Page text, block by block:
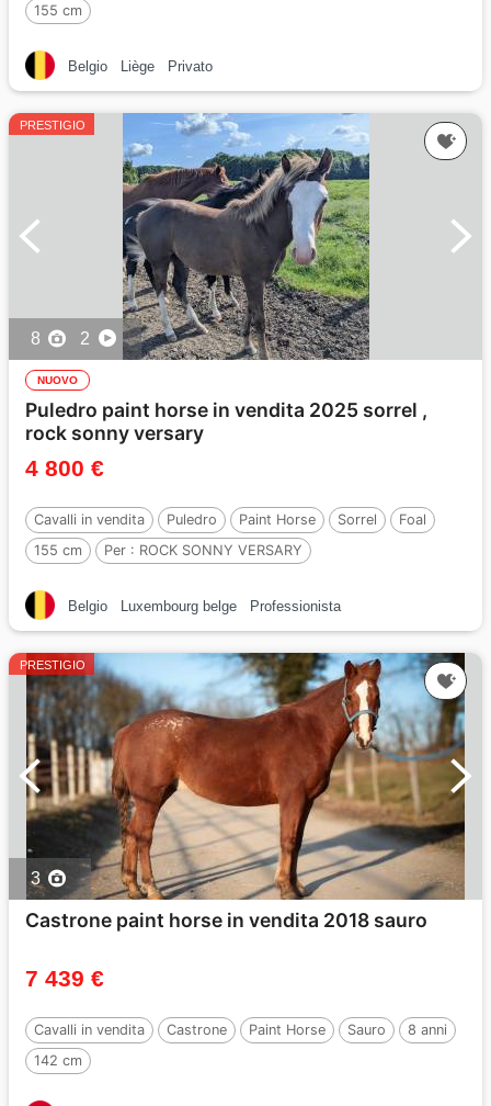
155 cm
Belgio Liège Privato
PRESTIGIO
8 2
NUOVO
Puledro paint horse in vendita 2025 sorrel ,
rock sonny versary
4 800 €
Cavalli in vendita Puledro Paint Horse Sorrel
Foal
155 cm
Per : ROCK SONNY VERSARY
Belgio Luxembourg belge Professionista
PRESTIGIO
3
Castrone paint horse in vendita 2018 sauro
7 439 €
Cavalli in vendita Castrone Paint Horse Sauro
8 anni
142 cm